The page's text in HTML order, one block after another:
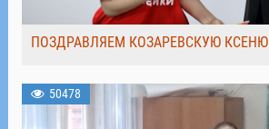
ПОЗДРАВЛЯЕМ КОЗАРЕВСКУЮ КСЕНЮ
50478